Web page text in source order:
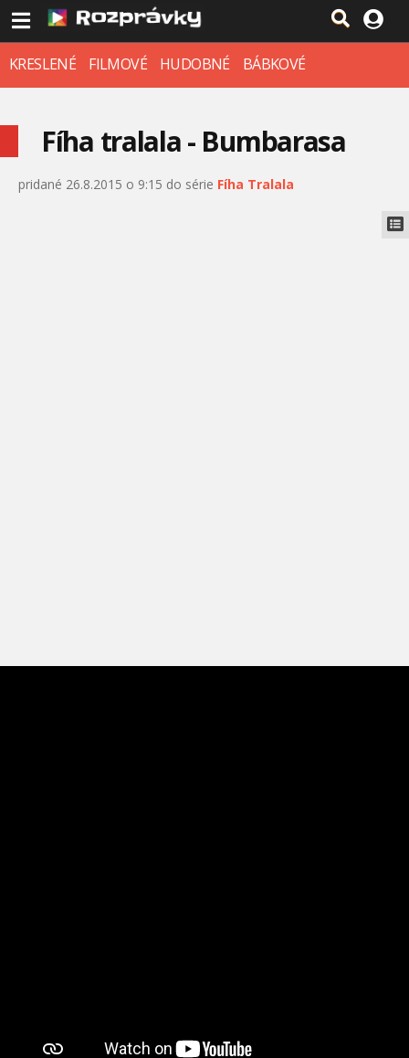
KRESLENÉ FILMOVÉ HUDOBNÉ BÁBKOVÉ
Fíha tralala - Bumbarasa
pridané 26.8.2015 o 9:15 do série Fíha Tralala